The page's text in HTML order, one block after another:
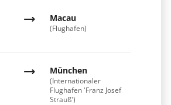
Macau
(Flughafen)
München
(Internationaler
Flughafen 'Franz Josef
Strauß')